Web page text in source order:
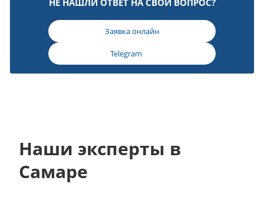
НЕ НАШЛИ ОТВЕТ НА СВОЙ ВОПРОС?
Заявка онлайн
Telegram
Наши эксперты в
Самаре